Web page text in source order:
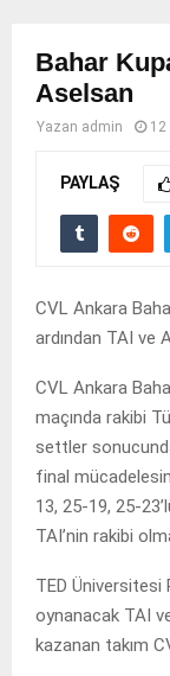
Bahar
Aselsan
Yazan admin 12
PAYLAŞ
CVL Ankara
ardından TAI ve
CVL Ankara
maçında rakibi
settler
final
13, 25-19, 25-
TAI’nin rakibi
TED Üniversitesi
oynanacak TAI
kazanan takım